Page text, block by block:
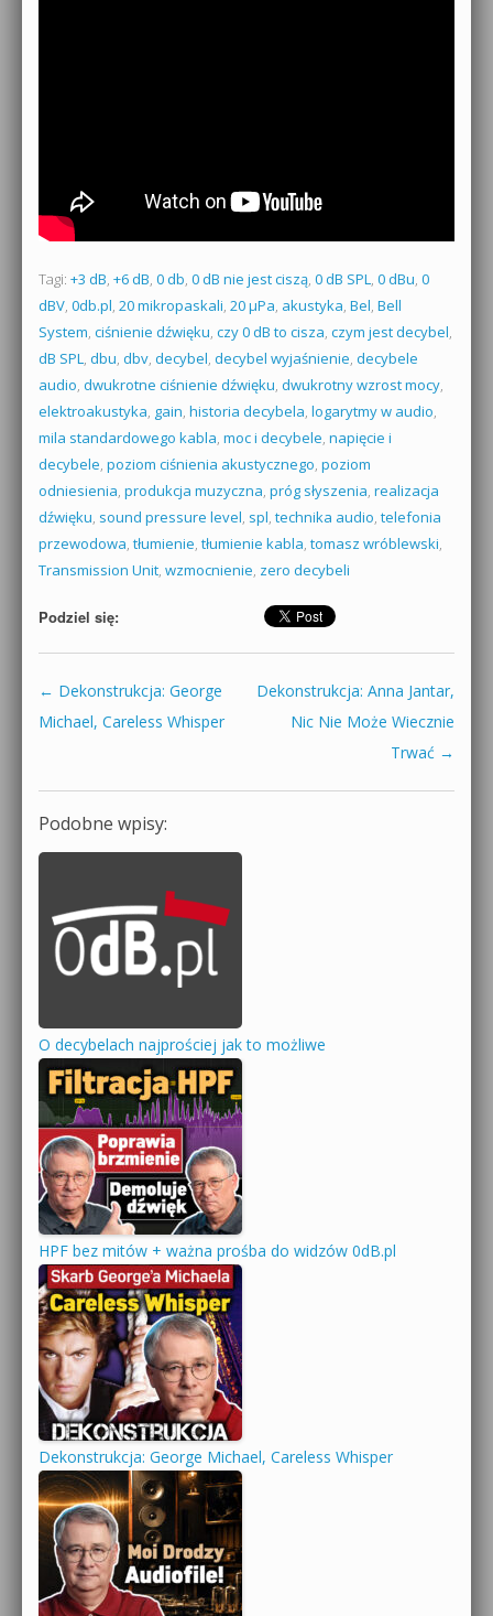
Tagi: +3 dB, +6 dB, 0 db, 0 dB nie jest ciszą, 0 dB SPL, 0 dBu, 0
dBV, 0db.pl, 20 mikropaskali, 20 µPa, akustyka, Bel, Bell
System, ciśnienie dźwięku, czy 0 dB to cisza, czym jest decybel,
dB SPL, dbu, dbv, decybel, decybel wyjaśnienie, decybele
audio, dwukrotne ciśnienie dźwięku, dwukrotny wzrost mocy,
elektroakustyka, gain, historia decybela, logarytmy w audio,
mila standardowego kabla, moc i decybele, napięcie i
decybele, poziom ciśnienia akustycznego, poziom
odniesienia, produkcja muzyczna, próg słyszenia, realizacja
dźwięku, sound pressure level, spl, technika audio, telefonia
przewodowa, tłumienie, tłumienie kabla, tomasz wróblewski,
Transmission Unit, wzmocnienie, zero decybeli
Podziel się:
Zobacz wpisy
← Dekonstrukcja: George
Michael, Careless Whisper
Dekonstrukcja: Anna Jantar,
Nic Nie Może Wiecznie
Trwać →
Podobne wpisy:
O decybelach najprościej jak to możliwe
HPF bez mitów + ważna prośba do widzów 0dB.pl
Dekonstrukcja: George Michael, Careless Whisper